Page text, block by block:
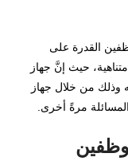
القدرة على
حيث إنَّ جهاز
من خلال جهاز
المسائلة مرةً أخرى.